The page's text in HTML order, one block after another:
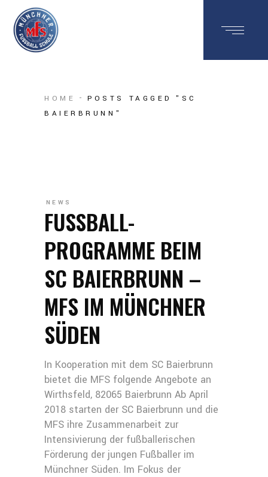
HOME
POSTS TAGGED "SC
BAIERBRUNN"
NEWS
FUSSBALL-
PROGRAMME BEIM
SC BAIERBRUNN –
MFS IM MÜNCHNER
SÜDEN
In Kooperation mit dem SC Baierbrunn
bietet die MFS folgende Angebote an
Wirthsfeld, 82065 Baierbrunn Ab April
2018 starten der SC Baierbrunn und die
MFS ihre Zusammenarbeit zur
Intensivierung der fußballerischen
Förderung der jungen Fußballer im
Münchner Süden. Im Fokus der